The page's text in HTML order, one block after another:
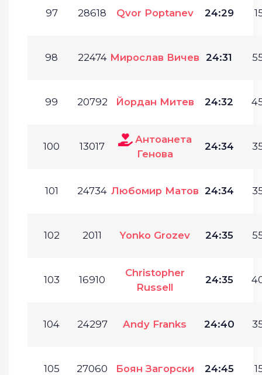
97 28618 Qvor Poptanev 24:29
98 22474 Мирослав Вичев 24:31
99 20792 Йордан Митев 24:32
100 13017
Антоанета
Генова
24:34
101 24734 Любомир Матов 24:34
102 2011 Yonko Grozev 24:35
103 16910
Christopher
Russell
24:35
104 24297 Andy Franks 24:40
105 27060 Боян Загорски 24:45